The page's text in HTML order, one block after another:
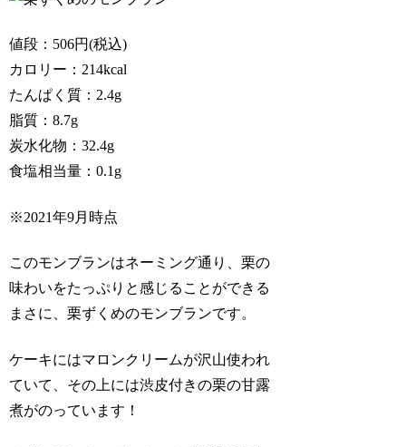
値段：506円(税込)
カロリー：214kcal
たんぱく質：2.4g
脂質：8.7g
炭水化物：32.4g
食塩相当量：0.1g
※2021年9月時点
このモンブランはネーミング通り、栗の
味わいをたっぷりと感じることができる
まさに、栗ずくめのモンブランです。
ケーキにはマロンクリームが沢山使われ
ていて、その上には渋皮付きの栗の甘露
煮がのっています！